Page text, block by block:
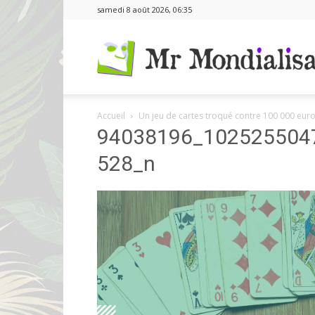
samedi 8 août 2026, 06:35
Accueil Un jeu de cartes troqué contre 100 000
528_n